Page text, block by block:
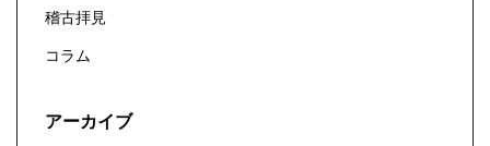
稽古拝見
コラム
アーカイブ